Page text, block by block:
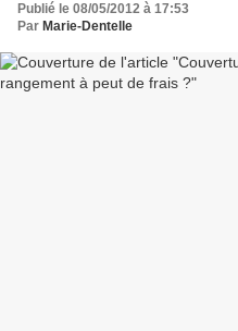
Publié le 08/05/2012 à 17:53
Par Marie-Dentelle